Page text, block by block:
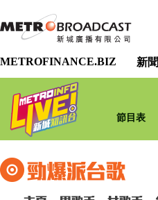
METROFINANCE.BIZ 新聞
節目表